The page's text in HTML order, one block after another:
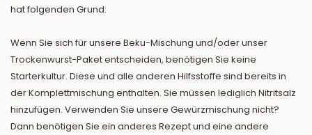
hat folgenden Grund:
Wenn Sie sich für unsere Beku-Mischung und/oder unser
Trockenwurst-Paket entscheiden, benötigen Sie keine
Starterkultur. Diese und alle anderen Hilfsstoffe sind bereits in
der Komplettmischung enthalten. Sie müssen lediglich Nitritsalz
hinzufügen. Verwenden Sie unsere Gewürzmischung nicht?
Dann benötigen Sie ein anderes Rezept und eine andere